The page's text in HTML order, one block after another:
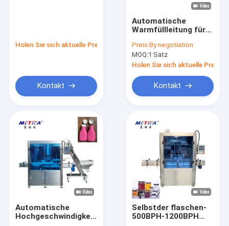
Holen Sie sich aktuelle Preis
Kontakt
Automatische
Warmfüllleitung für
mit Kühlkanal
Preis:By negotiation
MOQ:1 Satz
Holen Sie sich aktuelle Preis
Kontakt
Automatische
Hochgeschwindigkeits-
Selbstder flaschen-
500BPH-1200BPH